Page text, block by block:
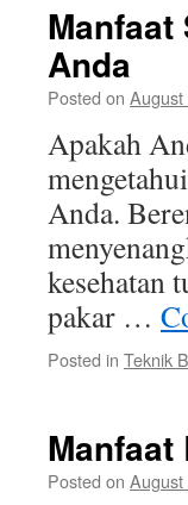
Anda
Posted on
Apakah
Anda.
kesehatan
pakar …
Posted in Teknik
Posted on